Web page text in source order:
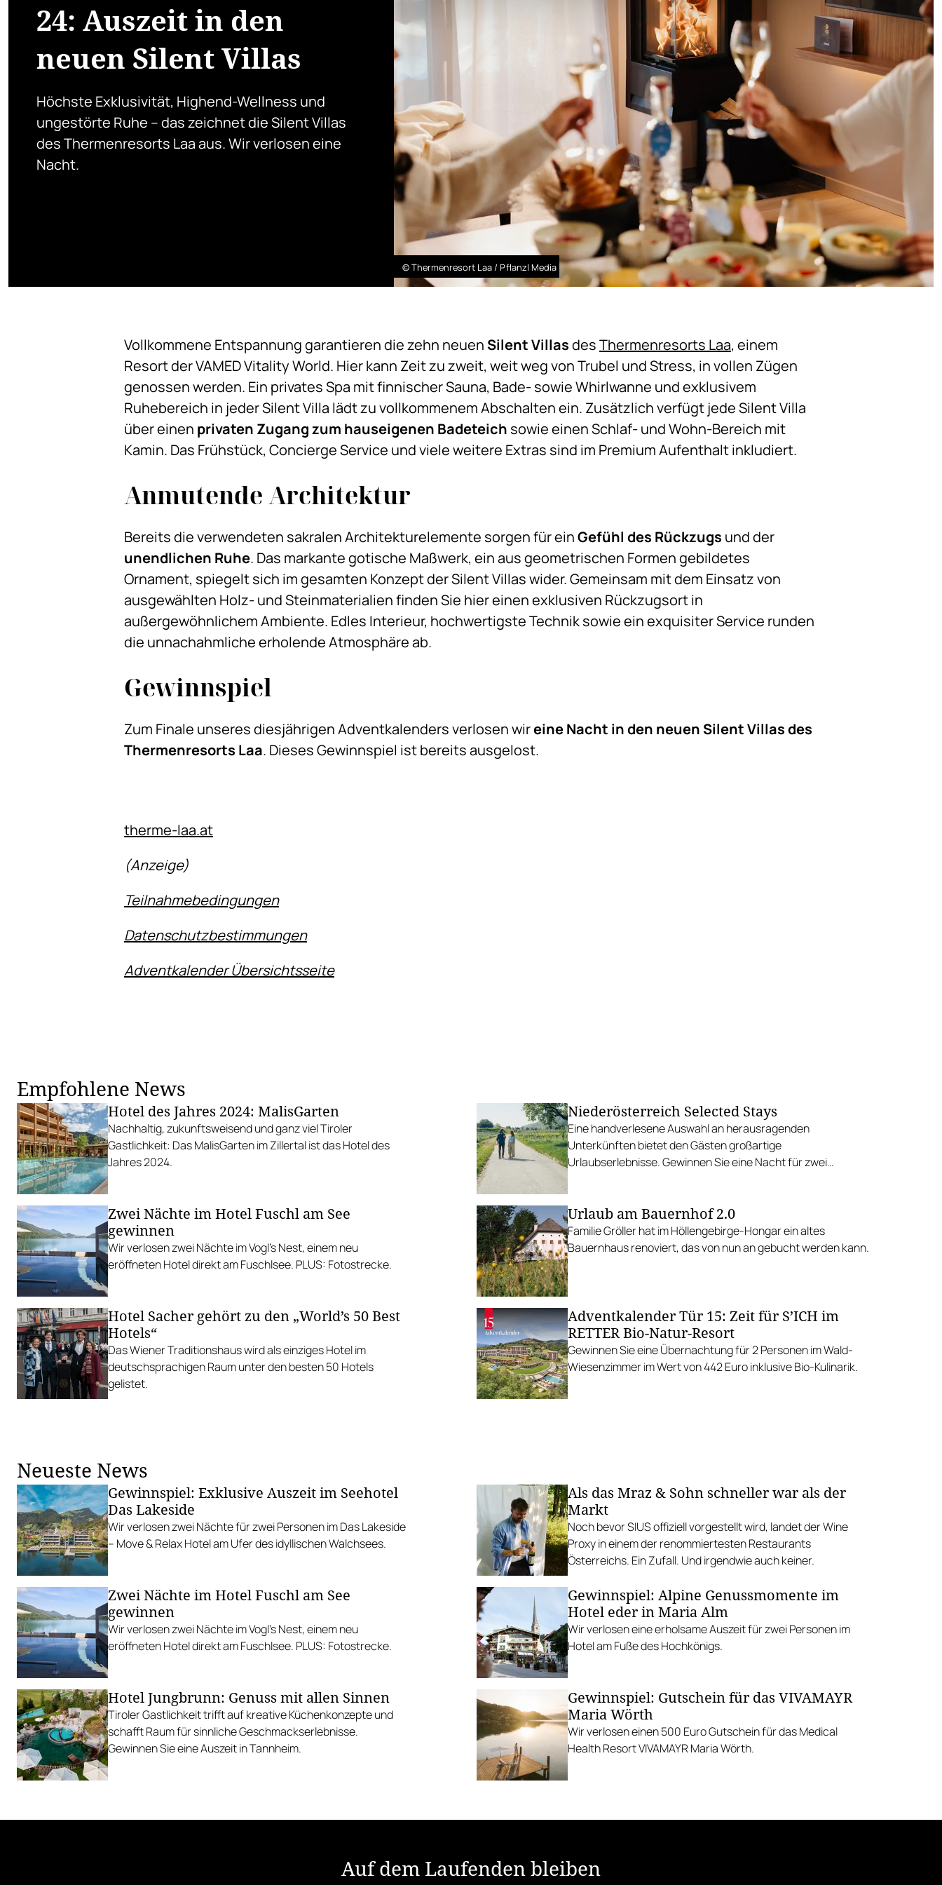
24: Auszeit in den
neuen Silent Villas
Höchste Exklusivität, Highend-Wellness und
ungestörte Ruhe – das zeichnet die Silent Villas
des Thermenresorts Laa aus. Wir verlosen eine
Nacht.
© Thermenresort Laa / Pflanzl Media
Vollkommene Entspannung garantieren die zehn neuen Silent VillasdesThermenresorts Laa, einem
Resort der VAMED Vitality World. Hier kann Zeit zu zweit, weit weg von Trubel und Stress, in vollen Zügen
genossen werden. Ein privates Spa mit finnischer Sauna, Bade- sowie Whirlwanne und exklusivem
Ruhebereich in jeder Silent Villa lädt zu vollkommenem Abschalten ein. Zusätzlich verfügt jede Silent Villa
über einen privaten Zugang zum hauseigenen Badeteich sowie einen Schlaf- und Wohn-Bereich mit
Kamin. Das Frühstück, Concierge Service und viele weitere Extras sind im Premium Aufenthalt inkludiert.
Anmutende Architektur
Bereits die verwendeten sakralen Architekturelemente sorgen für einGefühl des Rückzugs und der
unendlichen Ruhe. Das markante gotische Maßwerk, ein aus geometrischen Formen gebildetes
Ornament, spiegelt sich im gesamten Konzept der Silent Villas wider. Gemeinsam mit dem Einsatz von
ausgewählten Holz- und Steinmaterialien finden Sie hier einen exklusiven Rückzugsort in
außergewöhnlichem Ambiente. Edles Interieur, hochwertigste Technik sowie ein exquisiter Service runden
die unnachahmliche erholende Atmosphäre ab.
Gewinnspiel
Zum Finale unseres diesjährigen Adventkalenders verlosen wireine Nacht in den neuen Silent Villas des
Thermenresorts Laa. Dieses Gewinnspiel ist bereits ausgelost.
therme-laa.at
(Anzeige)
Teilnahmebedingungen
Datenschutzbestimmungen
Adventkalender Übersichtsseite
Empfohlene News
Hotel des Jahres 2024: MalisGarten
Nachhaltig, zukunftsweisend und ganz viel Tiroler
Gastlichkeit: Das MalisGarten im Zillertal ist das Hotel des
Jahres 2024.
Niederösterreich Selected Stays
Eine handverlesene Auswahl an herausragenden
Unterkünften bietet den Gästen großartige
Urlaubserlebnisse. Gewinnen Sie eine Nacht für zwei
Zwei Nächte im Hotel Fuschl am See
gewinnen
Wir verlosen zwei Nächte im Vogl’s Nest, einem neu
eröffneten Hotel direkt am Fuschlsee. PLUS: Fotostrecke.
Urlaub am Bauernhof 2.0
Familie Gröller hat im Höllengebirge-Hongar ein altes
Bauernhaus renoviert, das von nun an gebucht werden kann.
Hotel Sacher gehört zu den „World’s 50 Best
Hotels“
Das Wiener Traditionshaus wird als einziges Hotel im
deutschsprachigen Raum unter den besten 50 Hotels
gelistet.
Adventkalender Tür 15: Zeit für S’ICH im
RETTER Bio-Natur-Resort
Gewinnen Sie eine Übernachtung für 2 Personen im Wald-
Wiesenzimmer im Wert von 442 Euro inklusive Bio-Kulinarik.
Neueste News
Gewinnspiel: Exklusive Auszeit im Seehotel
Das Lakeside
Wir verlosen zwei Nächte für zwei Personen im Das Lakeside
– Move & Relax Hotel am Ufer des idyllischen Walchsees.
Als das Mraz & Sohn schneller war als der
Markt
Noch bevor SIUS offiziell vorgestellt wird, landet der Wine
Proxy in einem der renommiertesten Restaurants
Österreichs. Ein Zufall. Und irgendwie auch keiner.
Zwei Nächte im Hotel Fuschl am See
gewinnen
Wir verlosen zwei Nächte im Vogl’s Nest, einem neu
eröffneten Hotel direkt am Fuschlsee. PLUS: Fotostrecke.
Gewinnspiel: Alpine Genussmomente im
Hotel eder in Maria Alm
Wir verlosen eine erholsame Auszeit für zwei Personen im
Hotel am Fuße des Hochkönigs.
Hotel Jungbrunn: Genuss mit allen Sinnen
Tiroler Gastlichkeit trifft auf kreative Küchenkonzepte und
schafft Raum für sinnliche Geschmackserlebnisse.
Gewinnen Sie eine Auszeit in Tannheim.
Gewinnspiel: Gutschein für das VIVAMAYR
Maria Wörth
Wir verlosen einen 500 Euro Gutschein für das Medical
Health Resort VIVAMAYR Maria Wörth.
Auf dem Laufenden bleiben